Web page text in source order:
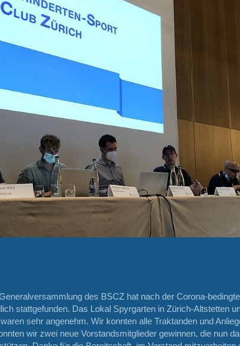
des BSCZ hat nach der Corona-
stattgefunden. Das Lokal Spyrgarten in Zürich-Altstetten
sehr angenehm. Wir konnten alle Traktanden und
wir zwei neue Vorstandsmitglieder gewinnen, die nun